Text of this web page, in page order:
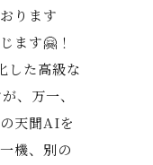
ります
ます🤗！
した高級な
、万一、
天聞AIを
機、別の